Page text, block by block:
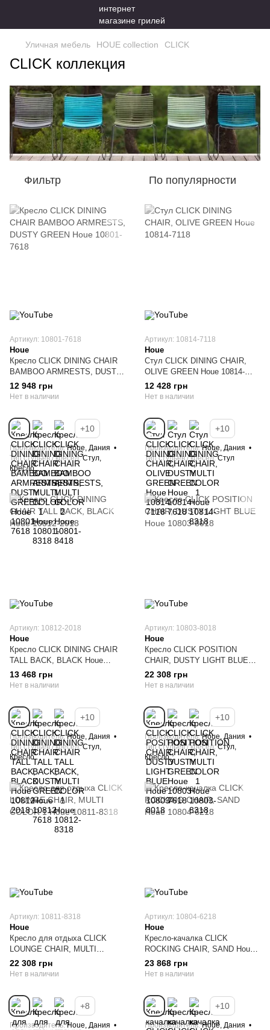
Уличная мебель HOUE collection CLICK
CLICK коллекция
Фильтр По популярности
Артикул: 10801-7618
Houe
Кресло CLICK DINING CHAIR
BAMBOO ARMRESTS, DUSTY
GREEN Houe 10801-7618
12 948 грн
Нет в наличии
+10
Производитель Houe, Дания
Тип стульев / кресел Стул,
Кресло
Артикул: 10814-7118
Houe
Стул CLICK DINING CHAIR,
OLIVE GREEN Houe 10814-
7118
12 428 грн
Нет в наличии
+10
Производитель Houe, Дания
Тип стульев / кресел Стул
Артикул: 10812-2018
Houe
Кресло CLICK DINING CHAIR
TALL BACK, BLACK Houe
10812-2018
13 468 грн
Нет в наличии
+10
Производитель Houe, Дания
Тип стульев / кресел Стул,
Кресло
Артикул: 10803-8018
Houe
Кресло CLICK POSITION
CHAIR, DUSTY LIGHT BLUE
Houe 10803-8018
22 308 грн
Нет в наличии
+10
Производитель Houe, Дания
Тип стульев / кресел Стул,
Кресло
Артикул: 10811-8318
Houe
Кресло для отдыха CLICK
LOUNGE CHAIR, MULTI
COLOR 1 Houe 10811-8318
22 308 грн
Нет в наличии
+8
Производитель Houe, Дания
Артикул: 10804-6218
Houe
Кресло-качалка CLICK
ROCKING CHAIR, SAND Houe
10804-6218
23 868 грн
Нет в наличии
+10
Производитель Houe, Дания